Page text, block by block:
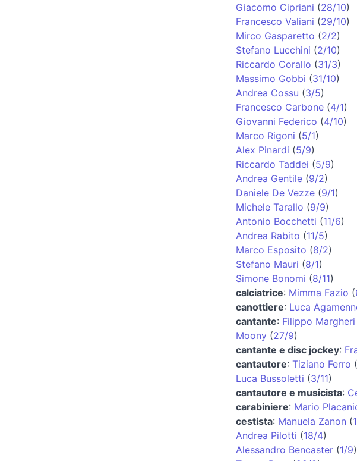
Giacomo Cipriani (28/10)
Francesco Valiani (29/10)
Mirco Gasparetto (2/2)
Stefano Lucchini (2/10)
Riccardo Corallo (31/3)
Massimo Gobbi (31/10)
Andrea Cossu (3/5)
Francesco Carbone (4/1)
Giovanni Federico (4/10)
Marco Rigoni (5/1)
Alex Pinardi (5/9)
Riccardo Taddei (5/9)
Andrea Gentile (9/2)
Daniele De Vezze (9/1)
Michele Tarallo (9/9)
Antonio Bocchetti (11/6)
Andrea Rabito (11/5)
Marco Esposito (8/2)
Stefano Mauri (8/1)
Simone Bonomi (8/11)
calciatrice: Mimma Fazio (
canottiere: Luca
cantante: Filippo Margheri
Moony (27/9)
cantante e disc jockey:
cantautore: Tiziano Ferro (
Luca Bussoletti (3/11)
cantautore e musicista:
carabiniere: Mario
cestista: Manuela Zanon (
Andrea Pilotti (18/4)
Alessandro Bencaster (1/9)